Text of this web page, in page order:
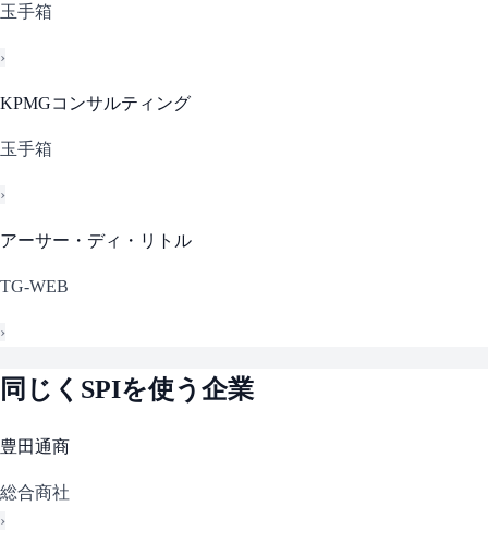
玉手箱
›
KPMGコンサルティング
玉手箱
›
アーサー・ディ・リトル
TG-WEB
›
同じく SPIを使う企業
豊田通商
総合商社
›